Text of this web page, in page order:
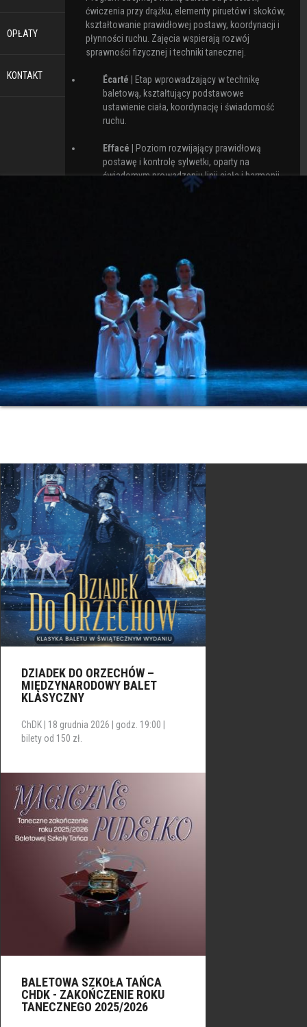
OPŁATY
KONTAKT
ćwiczenia przy drążku, elementy piruetów i skoków,
kształtowanie prawidłowej postawy, koordynacji i
płynności ruchu. Zajęcia wspierają rozwój
sprawności fizycznej i techniki tanecznej.
Écarté |
Etap wprowadzający w technikę
baletową, kształtujący podstawowe
ustawienie ciała, koordynację i świadomość
ruchu.
Effacé |
Poziom rozwijający prawidłową
postawę i kontrolę sylwetki, oparty na
świadomym prowadzeniu linii ciała i harmonii
Pasja |
Poziom zaawansowany,
skoncentrowany na ekspresji scenicznej,
interpretacji ruchu i artystycznym wyrazie
tańca.
W trakcie zajęć uczestnicy doskonalą koordynację,
elastyczność, świadomość ciała i muzykalność.
Szczególny nacisk kładziemy na rozwijanie
estetyki ruchu, umiejętność wyrażania emocji
poprzez taniec oraz budowanie solidnych podstaw,
wÉcarté, rozwija w Effacé , nabiera
pełnaPasji!
Zapraszamy wszystkich, którzy chcą rozpocząć
przygodę z tańcem klasycznym lub rozwijać
zdobyte dotychczas umiejętności.
Jak ZAPISAĆ SIĘ na zajęcia?
Kartę Zapisu można wypełnić w recepcji
Chełmskiego Domu Kultury.
-------------------------------------------------------------------
---------
KONTAKT | Organizator Grup Tanecznych
DZIADEK DO ORZECHÓW –
MIĘDZYNARODOWY BALET
KLASYCZNY
ChDK | 18 grudnia 2026 | godz. 19:00 |
bilety od 150 zł.
BALETOWA SZKOŁA TAŃCA
CHDK - ZAKOŃCZENIE ROKU
TANECZNEGO 2025/2026